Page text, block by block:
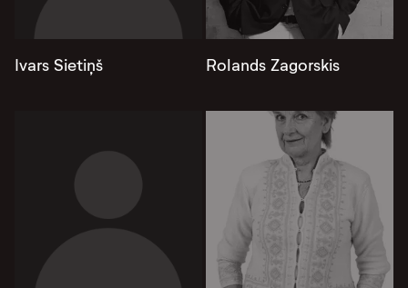
Ivars Sietiņš Rolands Zagorskis